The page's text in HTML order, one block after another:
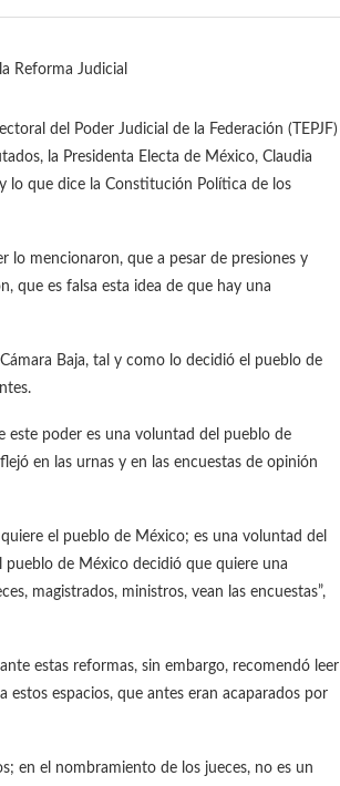
Reforma Judicial
del Poder Judicial de la Federación (TEPJF)
la Presidenta Electa de México, Claudia
lo que dice la Constitución Política de los
lo mencionaron, que a pesar de presiones y
que es falsa esta idea de que hay una
Baja, tal y como lo decidió el pueblo de
este poder es una voluntad del pueblo de
en las urnas y en las encuestas de opinión
el pueblo de México; es una voluntad del
de México decidió que quiere una
magistrados, ministros, vean las encuestas”,
estas reformas, sin embargo, recomendó leer
espacios, que antes eran acaparados por
en el nombramiento de los jueces, no es un